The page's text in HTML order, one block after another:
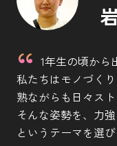
1年生の頃から
私たちはモノづく
熟ながらも日々ス
そんな姿勢を、力
というテーマを選